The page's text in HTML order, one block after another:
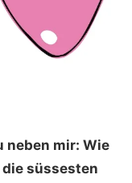
neben mir: Wie
süssesten